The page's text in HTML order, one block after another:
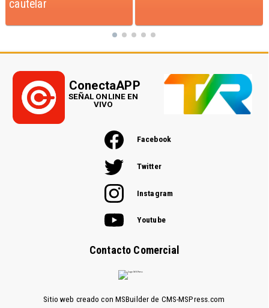
Sitio web creado con MSBuilder de CMS-MSPress.com
Facebook
Twitter
Instagram
Youtube
Contacto Comercial
ConectaAPP
SEÑAL ONLINE EN
VIVO